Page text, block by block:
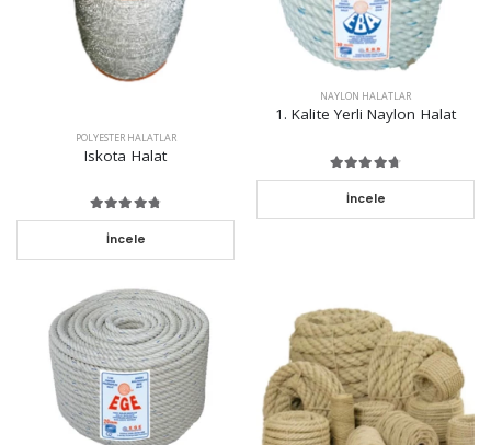
POLYESTER HALATLAR
Iskota Halat
İncele
NAYLON HALATLAR
1. Kalite Yerli Naylon Halat
İncele